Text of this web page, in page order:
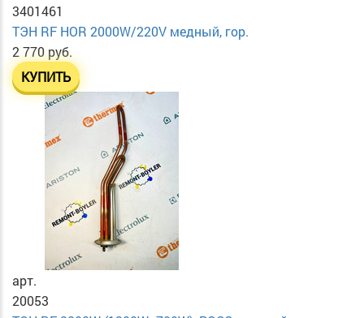
3401461
ТЭН RF HOR 2000W/220V медный, гор.
2 770 руб.
КУПИТЬ
арт.
20053